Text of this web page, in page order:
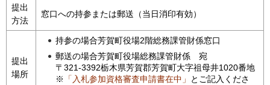
提出
方法
窓口への持参または郵送（当日消印有効）
提出
場所
持参の場合芳賀町役場2階総務課管財係窓口
郵送の場合芳賀町役場総務課管財係
宛
〒321-3392栃木県芳賀郡芳賀町大字祖母井1020番地
※
「入札参加資格審査申請書在中」
とご記入くださ